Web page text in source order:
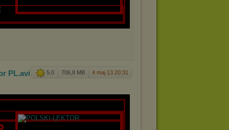
5.0 706,8 MB 4 maj 13 20:31
PL.avi